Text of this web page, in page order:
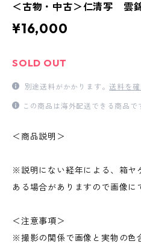
＜古物・中古＞仁清写 雲
¥16,000
SOLD OUT
別途送料がかかります。送料を確
この商品は海外配送できる商品で
＜商品説明＞
※説明にない経年による、箱ヤ
ある場合がありますので画像に
＜注意事項＞
※撮影の関係で画像と実物の色